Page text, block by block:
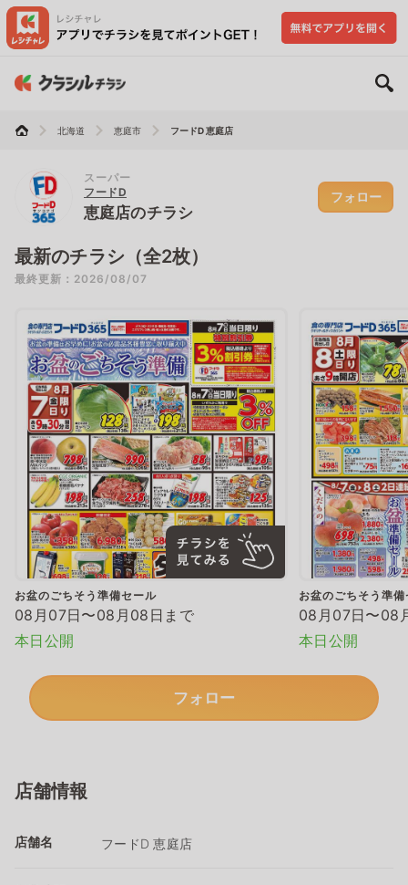
北海道 恵庭市 フードD 恵庭店
スーパー
フードD
恵庭店のチラシ
フォロー
最新のチラシ（全2枚）
最終更新：2026/08/07
お盆のごちそう準備セール
08月07日〜08月08日まで
本日公開
お盆のごちそう準
08月07日〜08
本日公開
フォロー
店舗情報
店舗名 フードD 恵庭店